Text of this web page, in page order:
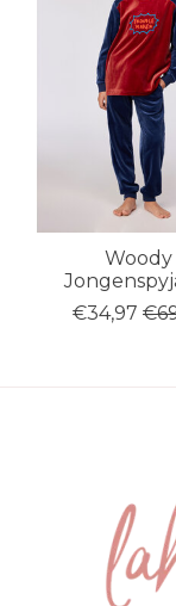
Woody
€34,97